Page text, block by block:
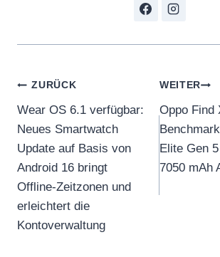
Beitragsnavigation
ZURÜCK
Wear OS 6.1 verfügbar:
Neues Smartwatch
Update auf Basis von
Android 16 bringt
Offline-Zeitzonen und
erleichtert die
Kontoverwaltung
WEITER
Oppo Find
Elite Gen
7050 mAh